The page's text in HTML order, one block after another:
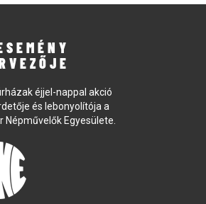
éjjel-nappal akció
és lebonyolítója a
Népművelők Egyesülete.